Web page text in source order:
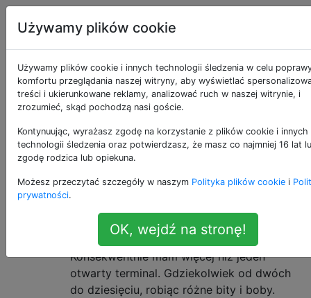
Unix & Linux
Pytania otagowane
jako command-
history
lub innym narzędziu
Zachowaj historię bash w wielu
oknach terminala
Konsekwentnie mam więcej niż jeden
otwarty terminal. Gdziekolwiek od dwóch
do dziesięciu, robiąc różne bity i boby.
Używamy plików cookie
Używamy plików cookie i innych technologii śledzenia w celu
komfortu przeglądania naszej witryny, aby wyświetlać
treści i ukierunkowane reklamy, analizować ruch w naszej witrynie, i
zrozumieć, skąd pochodzą nasi goście.
Kontynuując, wyrażasz zgodę na korzystanie z plików cookie i innych
technologii śledzenia oraz potwierdzasz, że masz co najmniej 16 lat
zgodę rodzica lub opiekuna.
Możesz przeczytać szczegóły w naszym Polityka plików cookie i
prywatności.
OK, wejdź na stronę!